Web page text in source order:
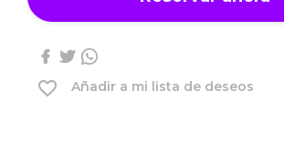
favorite_border Añadir a mi lista de deseos